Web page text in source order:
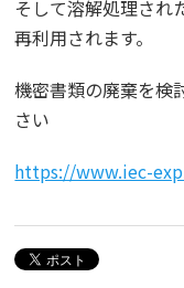
そして溶解処理され
再利用されます。
機密書類の廃棄を検
さい
https://www.iec-